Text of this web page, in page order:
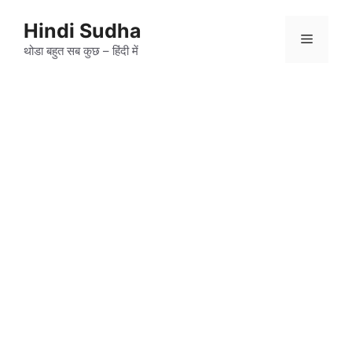
contentHindi Sudha
थोडा बहुत सब कुछ – हिंदी में
Menu